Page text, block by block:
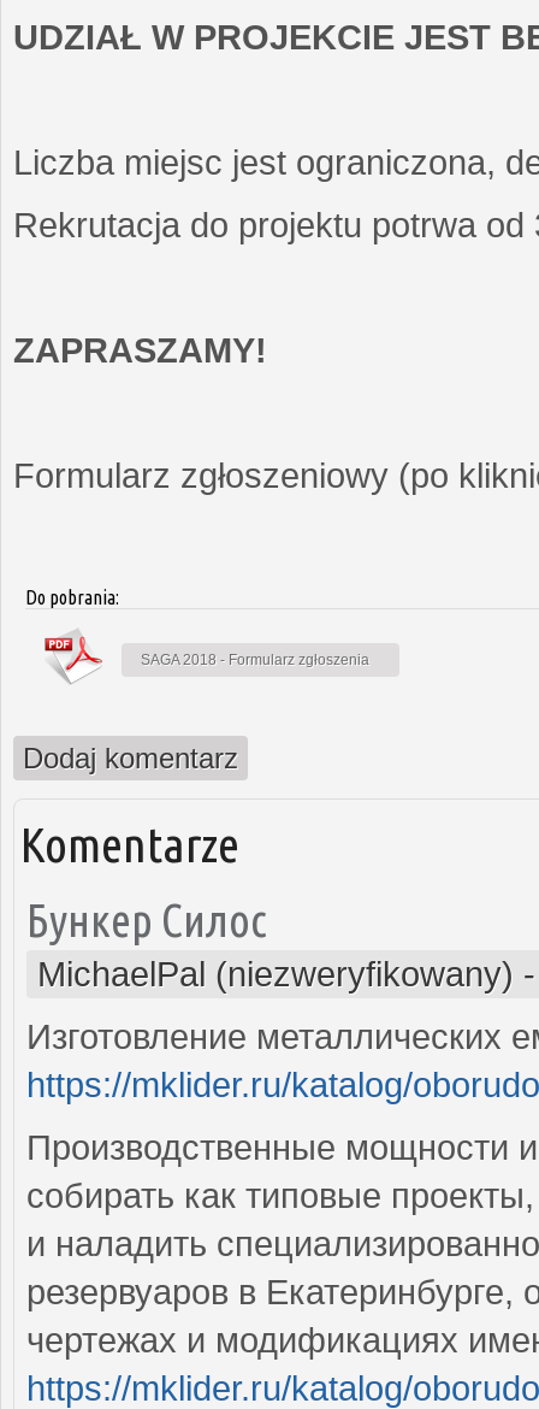
UDZIAŁ W PROJEKCIE JEST
Liczba miejsc jest ograniczona,
Rekrutacja do projektu potrwa
ZAPRASZAMY!
Formularz zgłoszeniowy (po
Do pobrania:
SAGA 2018 - Formularz zgłoszenia
Dodaj komentarz
Komentarze
Бункер Силос
MichaelPal (niezweryfikowany)
Изготовление металлических
https://mklider.ru/katalog/
Производственные мощности
собирать как типовые
и наладить
резервуаров в
чертежах и модификациях
https://mklider.ru/katalog/